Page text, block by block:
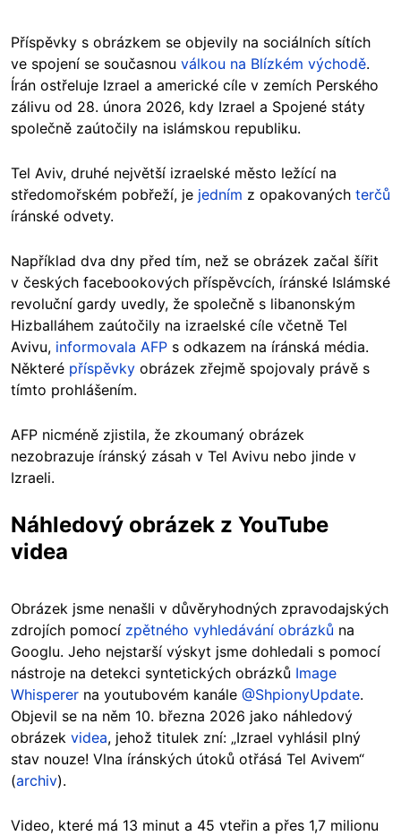
Příspěvky s obrázkem se objevily na sociálních sítích
ve spojení se současnou válkou na Blízkém východě.
Írán ostřeluje Izrael a americké cíle v zemích Perského
zálivu od 28. února 2026, kdy Izrael a Spojené státy
společně zaútočily na islámskou republiku.
Tel Aviv, druhé největší izraelské město ležící na
středomořském pobřeží, je jedním z opakovaných terčů
íránské odvety.
Například dva dny před tím, než se obrázek začal šířit
v českých facebookových příspěvcích, íránské Islámské
revoluční gardy uvedly, že společně s libanonským
Hizballáhem zaútočily na izraelské cíle včetně Tel
Avivu, informovala AFP s odkazem na íránská média.
Některé příspěvky obrázek zřejmě spojovaly právě s
tímto prohlášením.
AFP nicméně zjistila, že zkoumaný obrázek
nezobrazuje íránský zásah v Tel Avivu nebo jinde v
Izraeli.
Náhledový obrázek z YouTube
videa
Obrázek jsme nenašli v důvěryhodných zpravodajských
zdrojích pomocí zpětného vyhledávání obrázků na
Googlu. Jeho nejstarší výskyt jsme dohledali s pomocí
nástroje na detekci syntetických obrázků Image
Whisperer na youtubovém kanále @ShpionyUpdate.
Objevil se na něm 10. března 2026 jako náhledový
obrázek videa, jehož titulek zní: „Izrael vyhlásil plný
stav nouze! Vlna íránských útoků otřásá Tel Avivem“
(archiv).
Video, které má 13 minut a 45 vteřin a přes 1,7 milionu